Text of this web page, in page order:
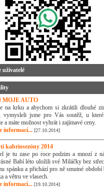
uživatelé
MOJE AUTO
na krku a abychom si zkrátili dlouhé
vymysleli jsme pro Vás soutěž, u
a máte možnost vyhrát i zajímavé ceny.
informací... [27.10.2014]
kabriosezóny 2014
je tu zase po roce podzim a mnozí z
Babí léto uložili své Miláčky bez
spánku a přichází pro ně smutné období
a větru ve vlasech.
informací... [19.10.2014]